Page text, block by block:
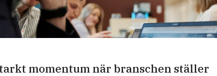
momentum när branschen ställer